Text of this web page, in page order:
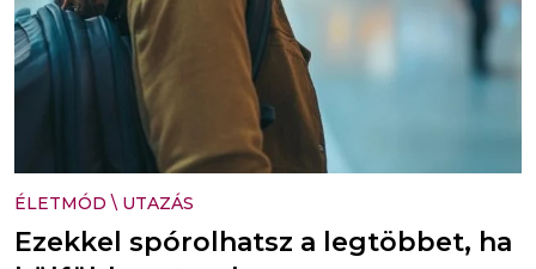
ÉLETMÓD \ UTAZÁS
Ezekkel spórolhatsz a legtöbbet, ha